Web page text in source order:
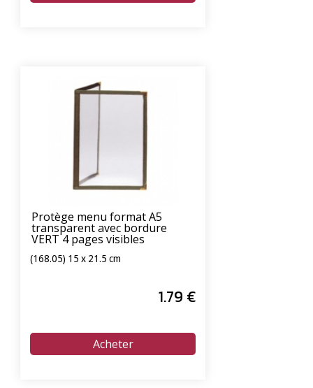
Protège menu format A5
transparent avec bordure
VERT 4 pages visibles
(168.05) 15 x 21.5 cm
1.79 €